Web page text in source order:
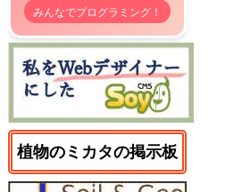
みんなでプログラミング！
植物のミカタの掲示板